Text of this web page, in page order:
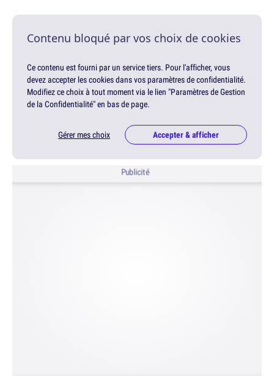
Contenu bloqué par vos choix de cookies
Ce contenu est fourni par un service tiers. Pour l'afficher, vous
devez accepter les cookies dans vos paramètres de confidentialité.
Modifiez ce choix à tout moment via le lien "Paramètres de Gestion
de la Confidentialité" en bas de page.
Gérer mes choix Accepter & afficher
Publicité